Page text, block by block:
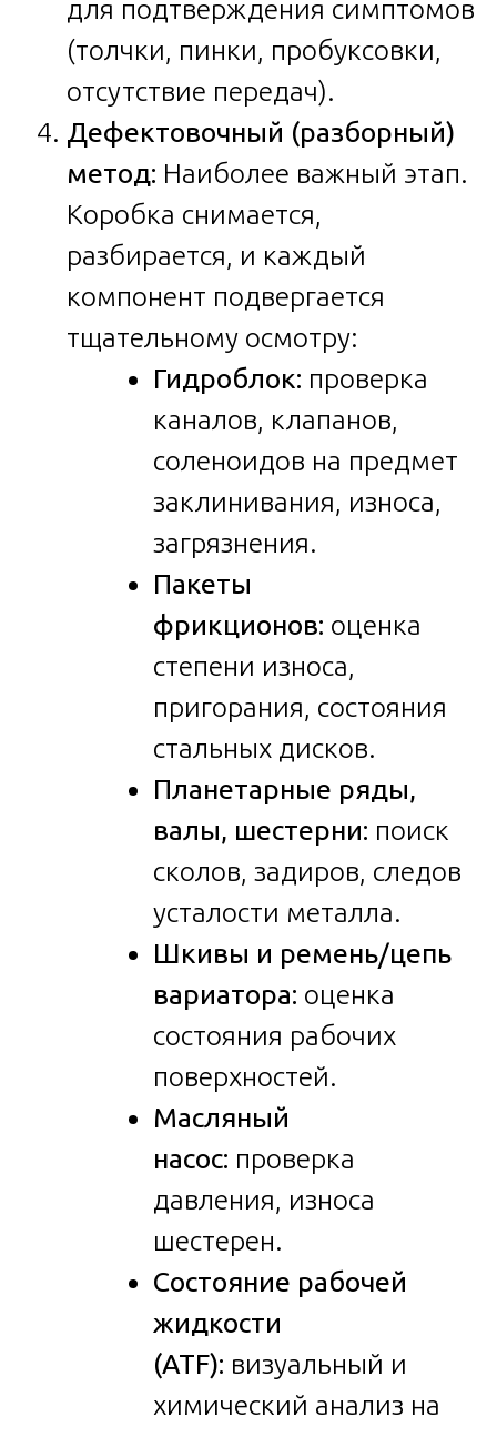
для подтверждения симптомов
(толчки, пинки, пробуксовки,
отсутствие передач).
Дефектовочный (разборный)
метод: Наиболее важный этап.
Коробка снимается,
разбирается, и каждый
компонент подвергается
тщательному осмотру:
Гидроблок: проверка
каналов, клапанов,
соленоидов на предмет
заклинивания, износа,
загрязнения.
Пакеты
фрикционов: оценка
степени износа,
пригорания, состояния
стальных дисков.
Планетарные ряды,
валы, шестерни: поиск
сколов, задиров, следов
усталости металла.
Шкивы и ремень/цепь
вариатора: оценка
состояния рабочих
поверхностей.
Масляный
насос: проверка
давления, износа
шестерен.
Состояние рабочей
жидкости
(ATF): визуальный и
химический анализ на